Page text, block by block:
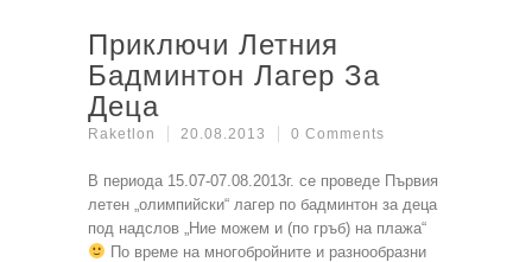
Приключи Летния
Бадминтон Лагер За
Деца
Raketlon 20.08.2013 0 Comments
В периода 15.07-07.08.2013г. се проведе Първия
летен „олимпийски“ лагер по бадминтон за деца
под надслов „Ние можем и (по гръб) на плажа“
По време на многобройните и разнообразни